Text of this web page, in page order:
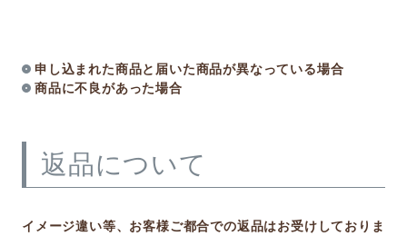
申し込まれた商品と届いた商品が異なっている場合
商品に不良があった場合
返品について
イメージ違い等、お客様ご都合での返品はお受けしておりま